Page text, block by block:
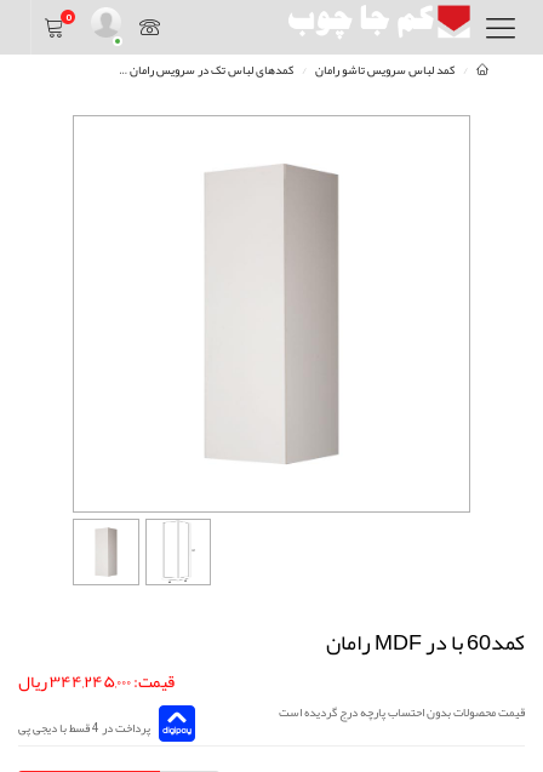
0
کمد لباس سرویس تاشو رامان کمدهای لباس تک در سرویس رامان
کمد60 با در MDF رامان
قیمت: ۳۴۴,۲۴۵,۰۰۰ ریال
قیمت محصولات بدون احتساب پارچه درج گردیده است
پرداخت در 4 قسط با دیجی پی